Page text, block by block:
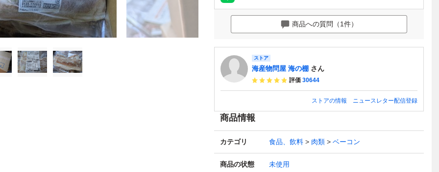
商品への質問（1件）
ストア
海産物問屋 海の棚 さん
評価 30644
ストアの情報 ニュースレター配信登録
商品情報
カテゴリ 食品、飲料 肉類 ベーコン
商品の状態 未使用